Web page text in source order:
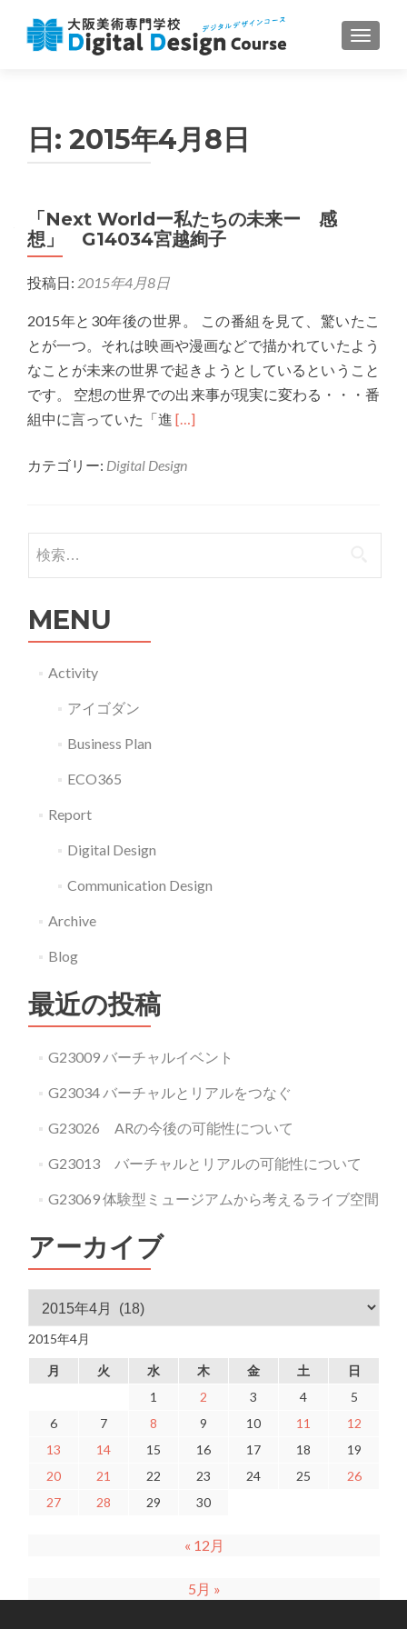
ナビゲ
日: 2015年4月8日
「Next Worldー私たちの未来ー 感
想」 G14034宮越絢子
投稿日: 2015年4月8日
2015年と30年後の世界。 この番組を見て、驚いたこ
とが一つ。それは映画や漫画などで描かれていたよう
なことが未来の世界で起きようとしているということ
です。 空想の世界での出来事が現実に変わる・・・番
組中に言っていた「進 Read
about
子
[…]
カテゴリー: Digital Design
検索:
MENU
Activity
アイゴダン
Business Plan
ECO365
Report
Digital Design
Communication Design
Archive
Blog
最近の投稿
G23009 バーチャルイベント
G23034 バーチャルとリアルをつなぐ
G23026 ARの今後の可能性について
G23013 バーチャルとリアルの可能性について
G23069 体験型ミュージアムから考えるライブ空間
アーカイブ
アーカイブ
2015年4月
月 火 水 木 金 土
日
1
2 3 4
5
6
7 8 9 10 11
12
13
14 15 16 17 18
19
20
21 22 23 24 25
26
27
28 29 30
« 12月
5月 »